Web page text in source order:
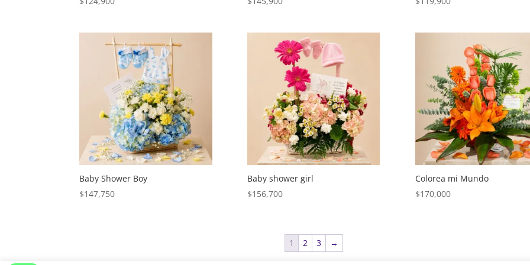
Baby Shower Boy
$147,750
Baby shower girl
$156,700
Colorea mi Mundo
$170,000
1 2 3 →